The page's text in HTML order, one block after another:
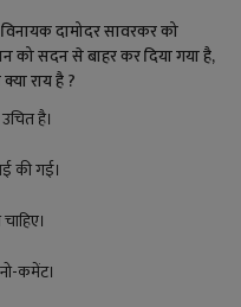
दामोदर सावरकर को
को सदन से बाहर कर दिया गया है,
राय है ?
है।
की गई।
कमेंट।